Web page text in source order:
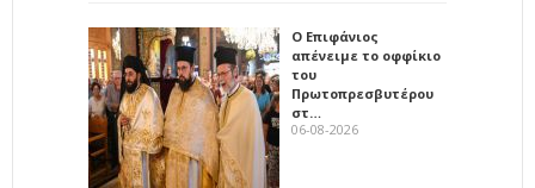
Ο Επιφάνιος
απένειμε το οφφίκιο
του
Πρωτοπρεσβυτέρου
στ…
06-08-2026